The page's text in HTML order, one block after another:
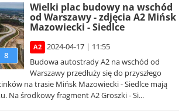
8
Wielki plac budowy na wschód
od Warszawy - zdjęcia A2 Mińsk
Mazowiecki - Siedlce
A2
2024-04-17 | 11:55
Budowa autostrady A2 na wschód od
Warszawy przedłuży się do przyszłego
na trasie Mińsk Mazowiecki - Siedlce mają
Na środkowy fragment A2 Groszki - Si...